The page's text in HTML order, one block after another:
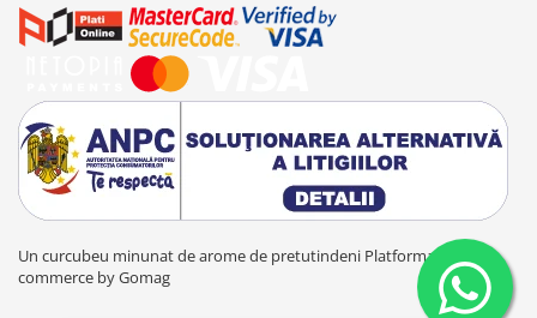
Un curcubeu minunat de arome de pretutindeni Platforma E-
commerce by Gomag